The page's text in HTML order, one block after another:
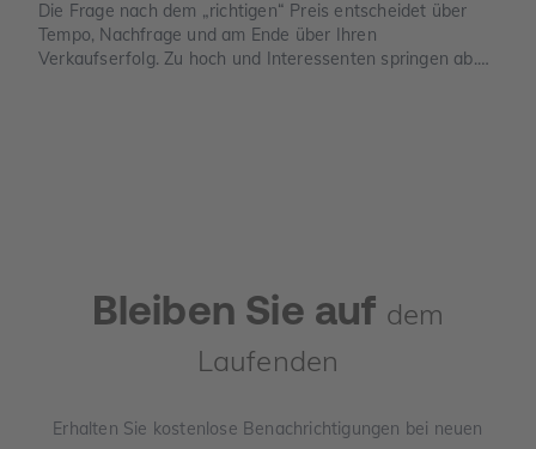
Die Frage nach dem „richtigen“ Preis entscheidet über
Tempo, Nachfrage und am Ende über Ihren
Verkaufserfolg. Zu hoch und Interessenten springen ab.
Bleiben Sie auf dem
Laufenden
Erhalten Sie kostenlose Benachrichtigungen bei neuen